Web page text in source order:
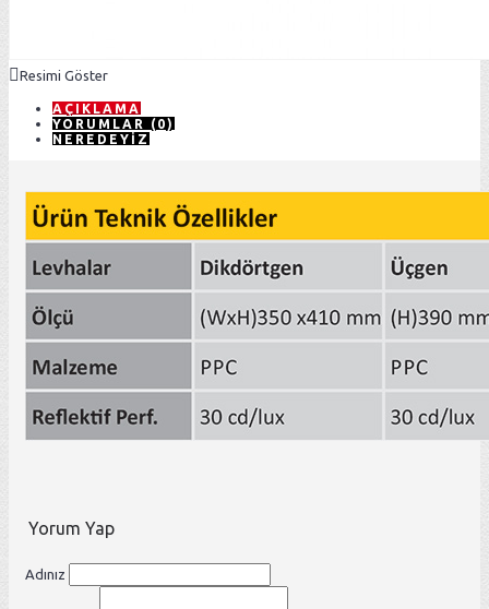
Resimi Göster
AÇIKLAMA
YORUMLAR (0)
NEREDEYIZ
Yorum Yap
Adınız